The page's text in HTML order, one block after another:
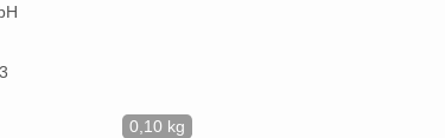
0,10 kg